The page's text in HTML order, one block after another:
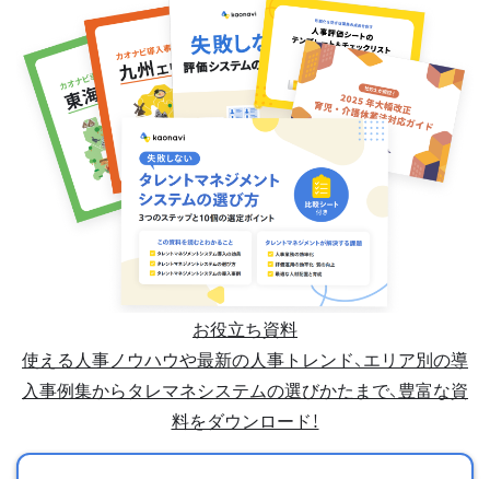
お役立ち資料
使える人事ノウハウや最新の人事トレンド、エリア別の導
入事例集からタレマネシステムの選びかたまで、豊富な資
料をダウンロード！